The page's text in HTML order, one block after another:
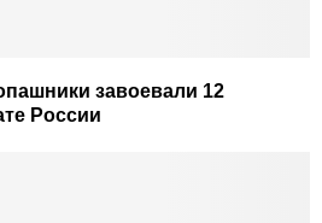
завоевали 12
России